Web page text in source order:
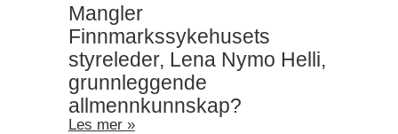
Mangler
Finnmarkssykehusets
styreleder, Lena Nymo Helli,
grunnleggende
allmennkunnskap?
Les mer »